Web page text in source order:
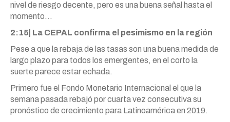
nivel de riesgo decente, pero es una buena señal hasta el
momento…
2:15| La CEPAL confirma el pesimismo en la región
Pese a que la rebaja de las tasas son una buena medida de
largo plazo para todos los emergentes, en el corto la
suerte parece estar echada.
Primero fue el Fondo Monetario Internacional el que la
semana pasada rebajó por cuarta vez consecutiva su
pronóstico de crecimiento para Latinoamérica en 2019.